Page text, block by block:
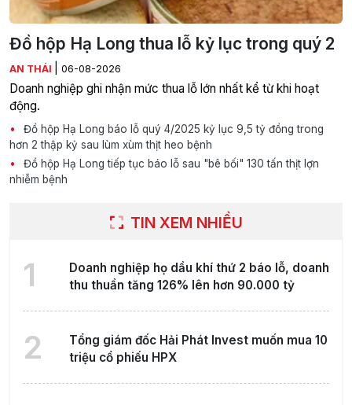
Đồ hộp Hạ Long thua lỗ kỷ lục trong quý 2
AN THÁI 06-08-2026
Doanh nghiệp ghi nhận mức thua lỗ lớn nhất kể từ khi hoạt
động.
Đồ hộp Hạ Long báo lỗ quý 4/2025 kỷ lục 9,5 tỷ đồng trong
hơn 2 thập kỷ sau lùm xùm thịt heo bệnh
Đồ hộp Hạ Long tiếp tục báo lỗ sau "bê bối" 130 tấn thịt lợn
nhiễm bệnh
TIN XEM NHIỀU
1
Doanh nghiệp họ dầu khí thứ 2 báo lỗ, doanh
thu thuần tăng 126% lên hơn 90.000 tỷ
2
Tổng giám đốc Hải Phát Invest muốn mua 10
triệu cổ phiếu HPX